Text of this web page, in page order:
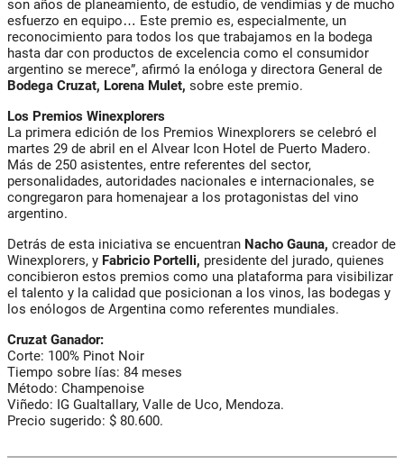
son años de planeamiento, de estudio, de vendimias y de mucho
esfuerzo en equipo… Este premio es, especialmente, un
reconocimiento para todos los que trabajamos en la bodega
hasta dar con productos de excelencia como el consumidor
argentino se merece”, afirmó la enóloga y directora General de
Bodega Cruzat, Lorena Mulet, sobre este premio.
Los Premios Winexplorers
La primera edición de los Premios Winexplorers se celebró el
martes 29 de abril en el Alvear Icon Hotel de Puerto Madero.
Más de 250 asistentes, entre referentes del sector,
personalidades, autoridades nacionales e internacionales, se
congregaron para homenajear a los protagonistas del vino
argentino.
Detrás de esta iniciativa se encuentran Nacho Gauna, creador de
Winexplorers, y Fabricio Portelli, presidente del jurado, quienes
concibieron estos premios como una plataforma para visibilizar
el talento y la calidad que posicionan a los vinos, las bodegas y
los enólogos de Argentina como referentes mundiales.
Cruzat Ganador:
Corte: 100% Pinot Noir
Tiempo sobre lías: 84 meses
Método: Champenoise
Viñedo: IG Gualtallary, Valle de Uco, Mendoza.
Precio sugerido: $ 80.600.